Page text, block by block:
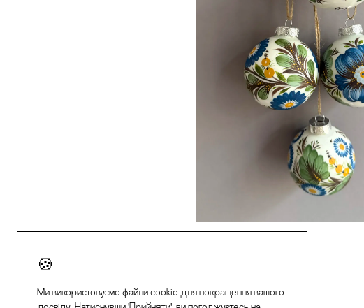
Ми використовуємо файли cookie для покращення вашого